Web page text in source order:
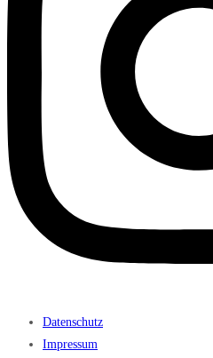
Datenschutz
Impressum